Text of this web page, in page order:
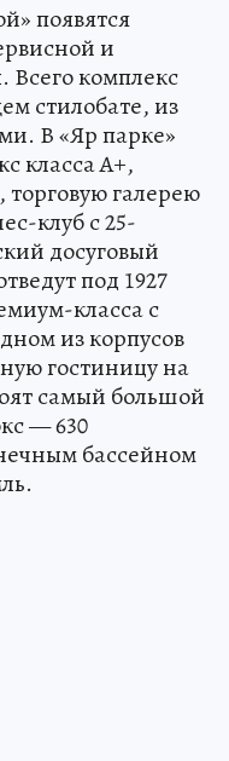
появятся
и
Всего комплекс
стилобате, из
В «Яр парке»
класса А+,
торговую галерею
клуб с 25-
досуговый
под 1927
класса с
из корпусов
гостиницу на
самый большой
— 630
бассейном